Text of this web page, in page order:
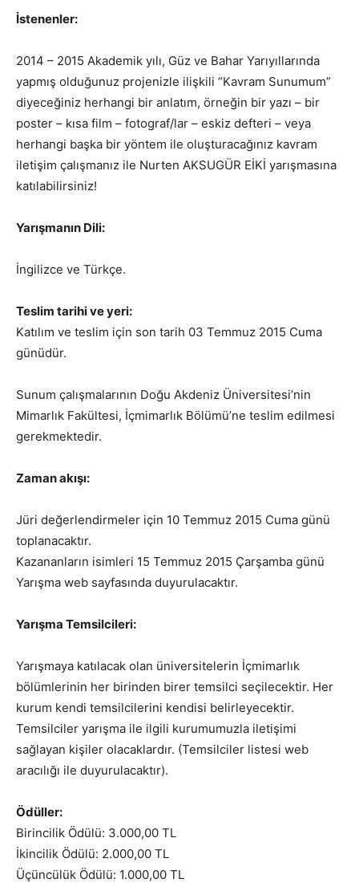
İstenenler:
2014 – 2015 Akademik yılı, Güz ve Bahar Yarıyıllarında
yapmış olduğunuz projenizle ilişkili “Kavram Sunumum”
diyeceğiniz herhangi bir anlatım, örneğin bir yazı – bir
poster – kısa film – fotograf/lar – eskiz defteri – veya
herhangi başka bir yöntem ile oluşturacağınız kavram
iletişim çalışmanız ile Nurten AKSUGÜR EİKİ yarışmasına
katılabilirsiniz!
Yarışmanın Dili:
İngilizce ve Türkçe.
Teslim tarihi ve yeri:
Katılım ve teslim için son tarih 03 Temmuz 2015 Cuma
günüdür.
Sunum çalışmalarının Doğu Akdeniz Üniversitesi’nin
Mimarlık Fakültesi, İçmimarlık Bölümü’ne teslim edilmesi
gerekmektedir.
Zaman akışı:
Jüri değerlendirmeler için 10 Temmuz 2015 Cuma günü
toplanacaktır.
Kazananların isimleri 15 Temmuz 2015 Çarşamba günü
Yarışma web sayfasında duyurulacaktır.
Yarışma Temsilcileri:
Yarışmaya katılacak olan üniversitelerin İçmimarlık
bölümlerinin her birinden birer temsilci seçilecektir. Her
kurum kendi temsilcilerini kendisi belirleyecektir.
Temsilciler yarışma ile ilgili kurumumuzla iletişimi
sağlayan kişiler olacaklardır. (Temsilciler listesi web
aracılığı ile duyurulacaktır).
Ödüller:
Birincilik Ödülü: 3.000,00 TL
İkincilik Ödülü: 2.000,00 TL
Üçüncülük Ödülü: 1.000,00 TL